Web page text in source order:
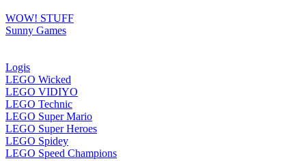
WOW! STUFF
Sunny Games
Logis
LEGO Wicked
LEGO VIDIYO
LEGO Technic
LEGO Super Mario
LEGO Super Heroes
LEGO Spidey
LEGO Speed Champions